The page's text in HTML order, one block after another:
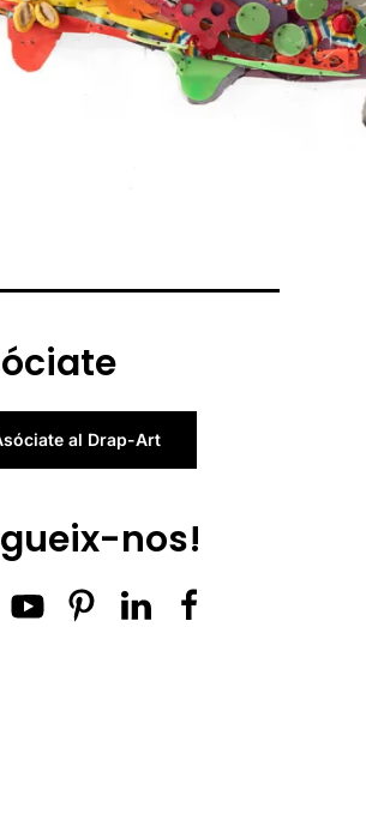
al Drap-Art
nos!